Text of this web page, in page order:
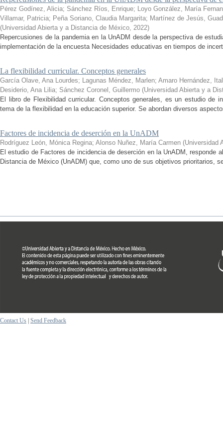
Pérez Godínez, Alicia; Sánchez Ríos, Enrique; Loyo González, María
Villamar, Patricia; Peña Soriano, Claudia Margarita; Martínez de Jesús,
(Universidad Abierta y a Distancia de México, 2022)
Repercusiones de la pandemia en la UnADM desde la perspectiva de
implementación de la encuesta Necesidades educativas en tiempos de
La flexibilidad curricular. Conceptos generales
García Olave, Ana Lourdes; Lagunas Méndez, Marlen; Amaro Hernández,
Desiderio, Ana Lilia; Sánchez Coronel, Guillermo (Universidad Abierta y a
El libro de Flexibilidad curricular. Conceptos generales, es un estudio de
tema de la flexibilidad en la educación superior. Se abordan diversos
Factores de incidencia de deserción en la UnADM
Rodríguez León, Mónica Regina; Alonso Nuñez, María Carmen (Universidad
El estudio de Factores de incidencia de deserción en la UnADM, responde
Distancia de México (UnADM) que, como uno de sus objetivos prioritarios,
Contact Us Send Feedback